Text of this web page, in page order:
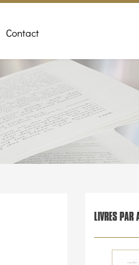
Contact
Panier
Se connecter
LIVRES PAR